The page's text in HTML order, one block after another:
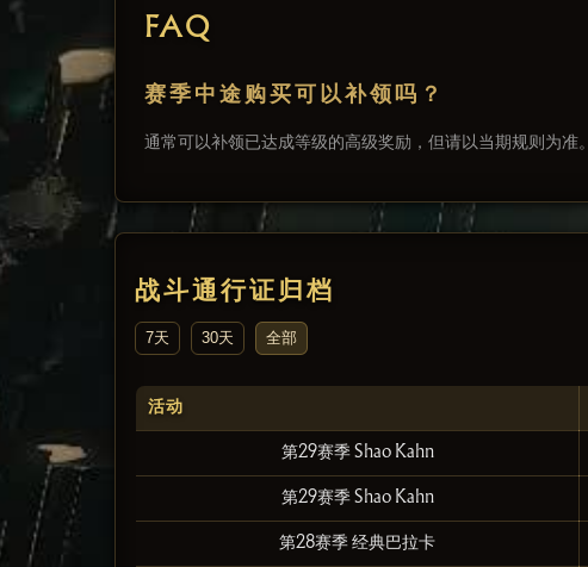
FAQ
赛季中途购买可以补领吗？
通常可以补领已达成等级的高级奖励，但请以当期规则为准。
战斗通行证归档
7天 30天 全部
活动
第29赛季 Shao Kahn
第29赛季 Shao Kahn
第28赛季 经典巴拉卡